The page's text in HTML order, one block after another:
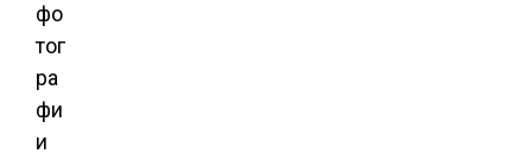
фо
тог
ра
фи
и